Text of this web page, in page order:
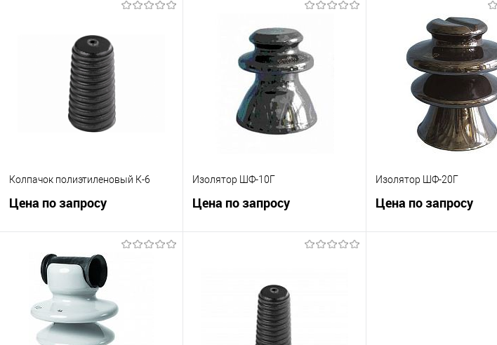
Колпачок полиэтиленовый К-6
Цена по запросу
Запросить цену
Купить в 1 клик
В избранное
В наличии
Изолятор ШФ-10Г
Цена по запросу
Запросить цену
Купить в 1 клик
В избранное
Изолятор ШФ-20Г
Цена по запросу